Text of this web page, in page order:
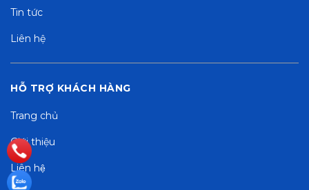
Tin tức
Liên hệ
HỖ TRỢ KHÁCH HÀNG
Trang chủ
Giới thiệu
Liên hệ